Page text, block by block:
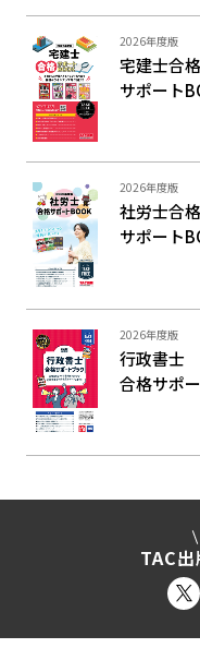
2026年度版
宅建士合格
サポート
2026年度版
社労士合格
サポート
2026年度版
行政書士
合格サポ
TAC